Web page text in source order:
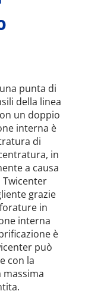
punta di
della linea
un doppio
interna è
di
in
a causa
Twicenter
grazie
in
interna
è
può
con la
massima